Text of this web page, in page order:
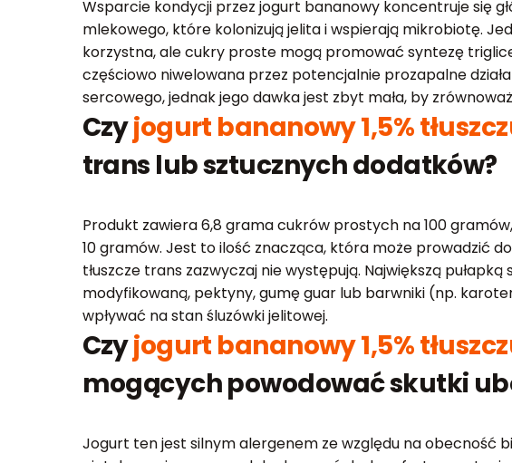
Wsparcie kondycji przez jogurt bananowy koncentruje się
mlekowego, które kolonizują jelita i wspierają mikrobiotę.
korzystna, ale cukry proste mogą promować syntezę
częściowo niwelowana przez potencjalnie prozapalne
sercowego, jednak jego dawka jest zbyt mała, by
Czyjogurt bananowy 1,5%
trans lub sztucznych dodatków?
Produkt zawiera 6,8 grama cukrów prostych na 100
10 gramów. Jest to ilość znacząca, która może prowadzić
tłuszcze trans zazwyczaj nie występują. Największą
modyfikowaną, pektyny, gumę guar lub barwniki (np.
wpływać na stan śluzówki jelitowej.
Czyjogurt bananowy 1,5%
mogących powodować skutki
Jogurt ten jest silnym alergenem ze względu na obecność